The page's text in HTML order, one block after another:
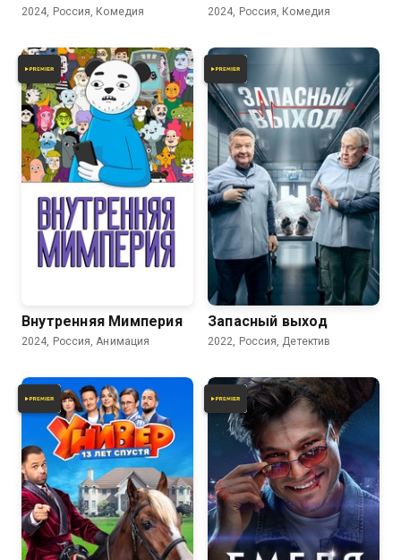
2024, Россия, Комедия 2024, Россия, Комедия
Внутренняя Мимперия
2024, Россия, Анимация
6.9
Запасный выход
2022, Россия, Детектив